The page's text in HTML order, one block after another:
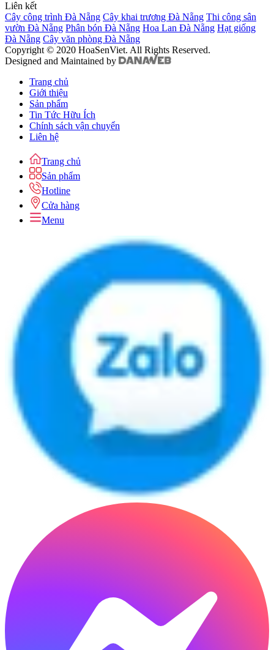
Liên kết
Cây công trình Đà Nẵng Cây khai trương Đà Nẵng Thi công sân
vườn Đà Nẵng Phân bón Đà Nẵng Hoa Lan Đà Nẵng Hạt giống
Đà Nẵng Cây văn phòng Đà Nẵng
Copyright © 2020 HoaSenViet. All Rights Reserved.
Designed and Maintained by
Trang chủ
Giới thiệu
Sản phẩm
Tin Tức Hữu Ích
Chính sách vận chuyển
Liên hệ
Trang chủ
Sản phẩm
Hotline
Cửa hàng
Menu